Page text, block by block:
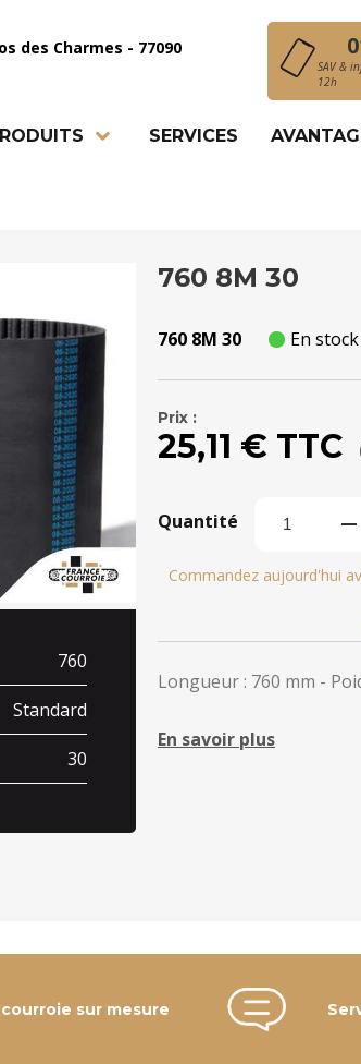
des Charmes - 77090
SAV &
12h
SERVICES
760
Standard
30
760 8M 30
760 8M 30 En stock
Prix :
25,11 € TTC
Quantité
Commandez aujourd'hui
Longueur : 760 mm -
En savoir plus
sur mesure